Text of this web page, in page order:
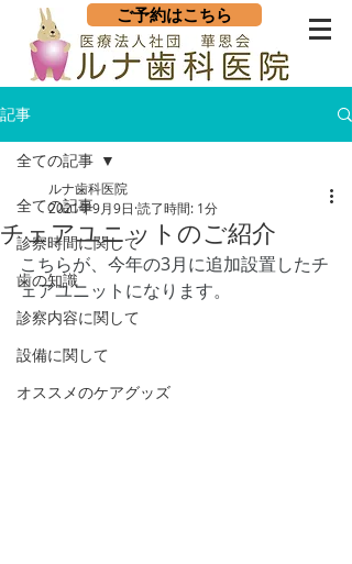
ご予約はこちら
記事
全ての記事
診察時間に関して
歯の知識
診察内容に関して
設備に関して
オススメのケアグッズ
全ての記事
チェアユニットのご紹介
ルナ歯科医院
2021年9月9日 読了時間: 1分
こちらが、今年の3月に追加設置したチ
ェアユニットになります。